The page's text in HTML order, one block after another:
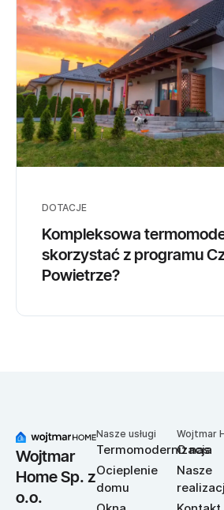
DOTACJE
Kompleksowa
skorzystać z programu
Powietrze?
Wojtmar
Home Sp. z
o.o.
Nasze usługi
Termomodernizacja
Ocieplenie
domu
Wojtmar
O nas
Nasze